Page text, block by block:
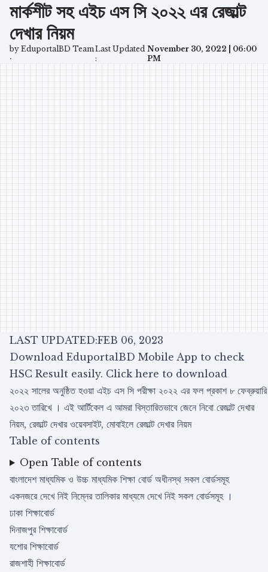
মার্কশীট সহ এইচ এস সি ২০২২ এর রেজাল্ট
দেখার নিয়ম
by EduportalBD Team
⋅
Last Updated
:
November 30, 2022 | 06:00
PM
LAST UPDATED:FEB 06, 2023
Download EduportalBD Mobile App to check
HSC Result easily. Click here to download
২০২২ সালের অনুষ্ঠিত হওয়া এইচ এস সি পরীক্ষা ২০২২ এর ফল প্রকাশ ৮ ফেব্রুয়ারি
২০২৩ তারিখে । এই আর্টিকেল এ আমরা বিস্তারিতভাবে জেনে নিবো রেজাল্ট দেখার
নিয়ম, রেজাল্ট দেখার ওয়েবসাইট, মোবাইলে রেজাল্ট দেখার নিয়ম
Table of contents
Open Table of contents
বাংলাদেশ মাধ্যমিক ও উচ্চ মাধ্যমিক শিক্ষা বোর্ড অধীনস্থ সকল বোর্ডসমূহ
একনজরে দেখে নিই নিম্নের তালিকার মাধ্যমে দেখে নিই সকল বোর্ডসমূহ ।
ঢাকা শিক্ষাবোর্ড
দিনাজপুর শিক্ষাবোর্ড
যশোর শিক্ষাবোর্ড
রাজশাহী শিক্ষাবোর্ড